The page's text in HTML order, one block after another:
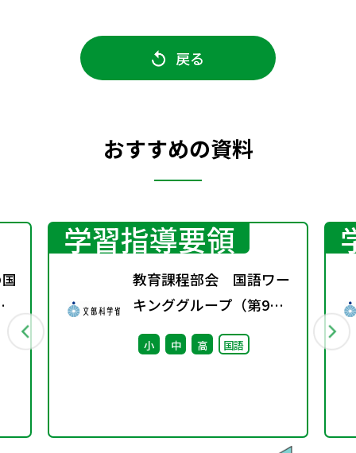
戻る
おすすめの資料
学習指導要領
教育課程部会 国語ワー
キンググループ（第9
回） 配付資料
小 中 高 国語